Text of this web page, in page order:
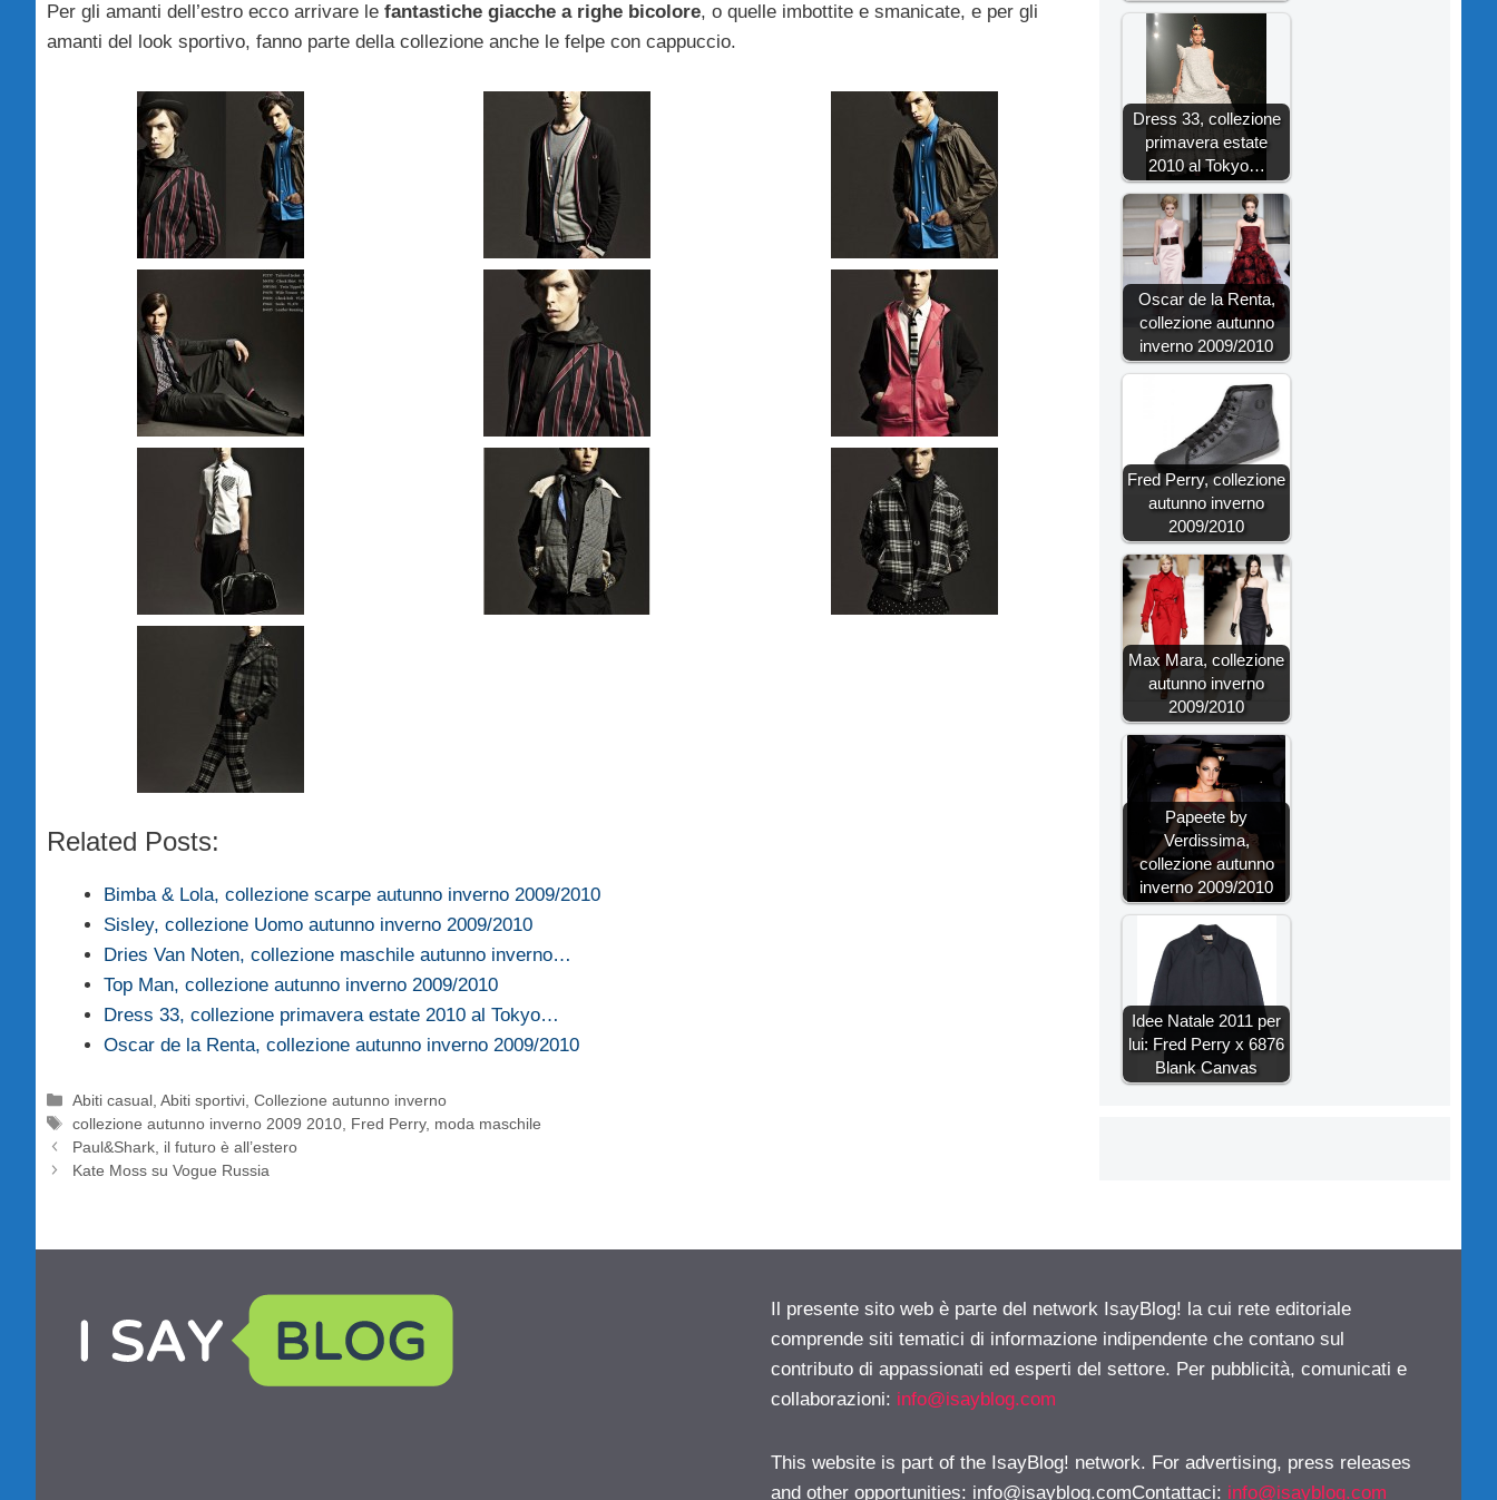
Per gli amanti dell’estro ecco arrivare le fantastiche giacche a righe bicolore, o quelle imbottite e smanicate, e per gli
amanti del look sportivo, fanno parte della collezione anche le felpe con cappuccio.
Related Posts:
Bimba & Lola, collezione scarpe autunno inverno 2009/2010
Sisley, collezione Uomo autunno inverno 2009/2010
Dries Van Noten, collezione maschile autunno inverno…
Top Man, collezione autunno inverno 2009/2010
Dress 33, collezione primavera estate 2010 al Tokyo…
Oscar de la Renta, collezione autunno inverno 2009/2010
Categorie
Abiti casual ,Abiti sportivi ,Collezione autunno inverno
Tag
collezione autunno inverno 2009 2010 Fred Perry, moda maschile
Paul&Shark, il futuro è all’estero
Kate Moss su Vogue Russia
Dress 33, collezione
primavera estate
2010 al Tokyo…
Oscar de la Renta,
collezione autunno
inverno 2009/2010
Fred Perry, collezione
autunno inverno
2009/2010
Max Mara, collezione
autunno inverno
2009/2010
Papeete by
Verdissima,
collezione autunno
inverno 2009/2010
Idee Natale 2011 per
lui: Fred Perry x 6876
Blank Canvas
Il presente sito web è parte del network IsayBlog! la cui rete editoriale
comprende siti tematici di informazione indipendente che contano sul
contributo di appassionati ed esperti del settore. Per pubblicità, comunicati e
collaborazioni: info@isayblog.com
This website is part of the IsayBlog! network. For advertising, press releases
and other opportunities: info@isayblog.comContattaci: info@isayblog.com